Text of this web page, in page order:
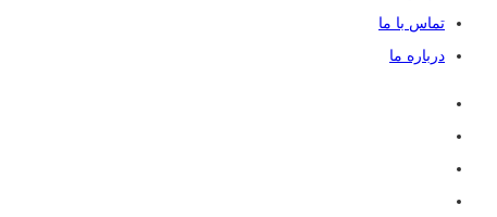
تماس با ما
درباره ما